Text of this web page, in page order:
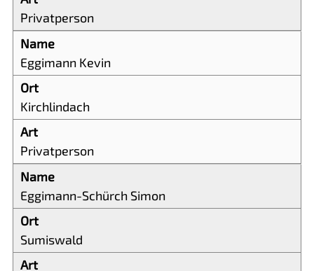
Privatperson
Eggimann Kevin
Kirchlindach
Privatperson
Eggimann-Schürch Simon
Sumiswald